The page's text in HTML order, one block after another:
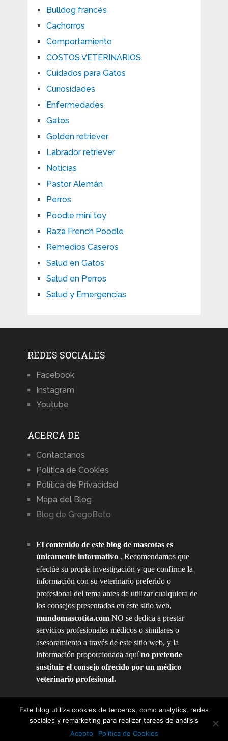
Bulldog francés
Cachorros
Comportamiento
COSTOS VETERINARIOS
Cuidados para Gatos
Curiosidades
Enfermedades
Gatos
Golden retriever
Labrador retriever
Noticias
Pastor Alemán
Perros
Poodle mini toy
Raza French Poodle
Remedios Caseros
Salud en Gatos
Salud en Perros
Salud y Emergencias
REDES SOCIALES
Facebook
Instagram
Youtube
ACERCA DE
Contactanos
Política de Cookies
Política de Privacidad
Mapa del Blog
Blog de GregoBeto
El contenido de este blog de mascotas es
únicamente informativo. Recomendamos que
efectúe su propia investigación y que confirme la
información con su veterinario preferido o
profesional del tema antes de utilizar cualquiera de
los consejos presentados en este sitio web,
mundomascotita.comNO se dedica a prestar
servicios profesionales médicos o similares o
asesoramiento a través de este sitio web, y la
información proporcionada aquíno pretende
sustituir el consejo ofrecido por un médico
veterinario profesional.
Mundo MascotitaCopyright © 2026.
Este blog utiliza cookies de terceros, como analytics, redes
sociales y remarketing para realizar tareas de análisis
Acepto
Política de Cookies